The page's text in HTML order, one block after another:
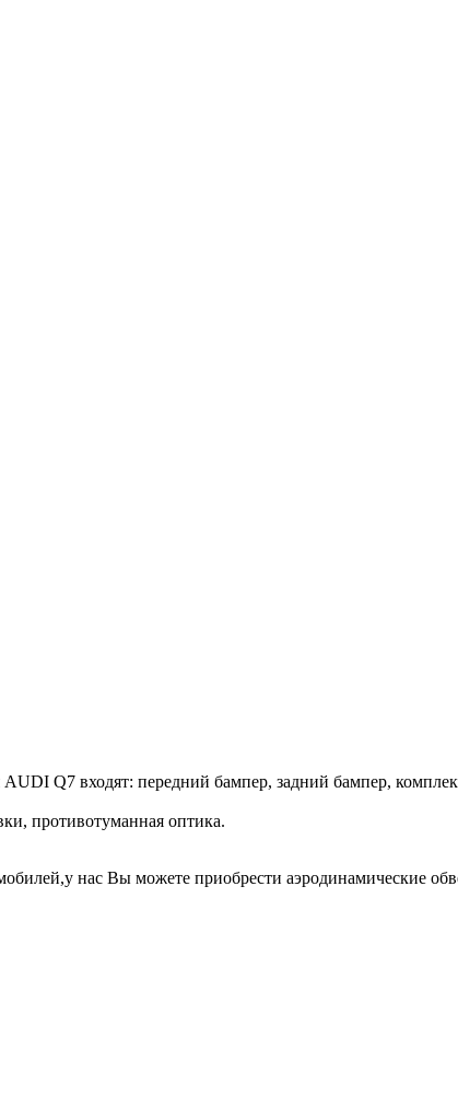
Q7 входят: передний бампер, задний бампер,
противотуманная оптика.
нас Вы можете приобрести аэродинамические